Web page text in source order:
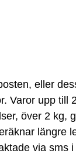
eller
Varor upp till
över 2 kg,
längre
via sms